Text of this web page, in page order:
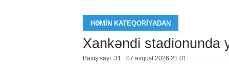
HƏMIN KATEQORIYADAN
Xankəndi stadionunda
Baxış sayı: 31 07 avqust 2026 21:01